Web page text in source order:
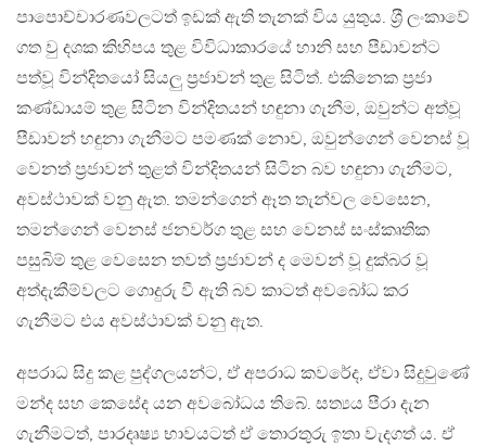
පාපොච්චාරණවලටත් ඉඩක් ඇති තැනක් විය යුතුය. ශ‍්‍රී ලංකාවේ
ගත වු දශක කිහිපය තුළ විවිධාකාරයේ හානි සහ පීඩාවන්ට
පත්වූ වින්දිතයෝ සියලු ප‍්‍රජාවන් තුළ සිටිත්. එකිනෙක ප‍්‍රජා
කණ්ඩායම් තුළ සිටින වින්දිතයන් හඳුනා ගැනීම, ඔවුන්ට අත්වූ
පීඩාවන් හඳුනා ගැනීමට පමණක් නොව, ඔවුන්ගෙන් වෙනස් වූ
වෙනත් ප‍්‍රජාවන් තුළත් වින්දිතයන් සිටින බව හඳුනා ගැනීමට,
අවස්ථාවක් වනු ඇත. තමන්ගෙන් ඈත තැන්වල වෙසෙන,
තමන්ගෙන් වෙනස් ජනවර්ග තුළ සහ වෙනස් සංස්කෘතික
පසුබිම් තුළ වෙසෙන තවත් ප‍්‍රජාවන් ද මෙවන් වූ දුක්බර වූ
අත්දැකීම්වලට ගොදුරු වී ඇති බව කාටත් අවබෝධ කර
ගැනීමට එය අවස්ථාවක් වනු ඇත.
අපරාධ සිදු කළ පුද්ගලයන්ට, ඒ අපරාධ කවරේද, ඒවා සිදුවුණේ
මන්ද සහ කෙසේද යන අවබෝධය තිබේ. සත්‍යය පීරා දැන
ගැනීමටත්, පාරදෘෂ්‍ය භාවයටත් ඒ තොරතුරු ඉතා වැදගත් ය. ඒ